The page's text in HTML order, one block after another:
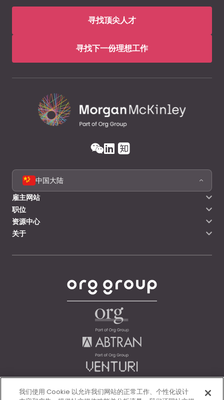
寻找顶尖人才
寻找下一份理想工作
中国大陆
雇主网站
职位
资源中心
关于
我们使用 Cookie 以允许我们网站的正常工作、个性化设计